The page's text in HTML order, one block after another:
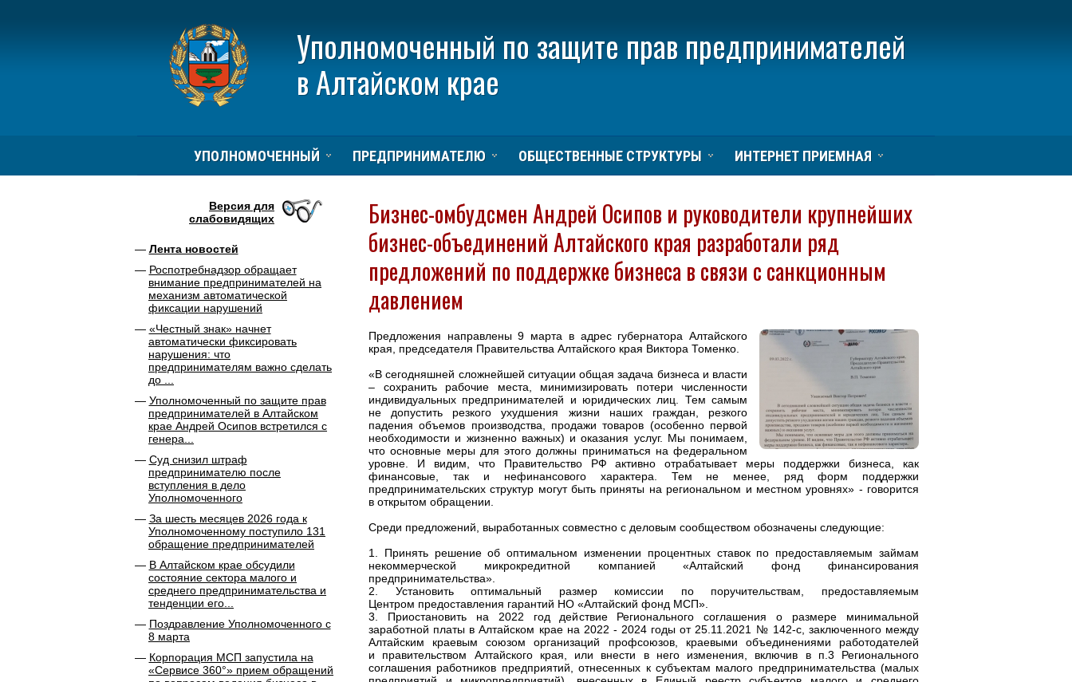
Уполномоченный по защите прав предпринимателей
в Алтайском крае
УПОЛНОМОЧЕННЫЙ ПРЕДПРИНИМАТЕЛЮ ОБЩЕСТВЕННЫЕ СТРУКТУРЫ ИНТЕРНЕТ ПРИЕМНАЯ
Версия для
слабовидящих
Лента новостей
Роспотребнадзор обращает
внимание предпринимателей на
механизм автоматической
фиксации нарушений
«Честный знак» начнет
автоматически фиксировать
нарушения: что
предпринимателям важно сделать
до ...
Уполномоченный по защите прав
предпринимателей в Алтайском
крае Андрей Осипов встретился с
генера...
Суд снизил штраф
предпринимателю после
вступления в дело
Уполномоченного
За шесть месяцев 2026 года к
Уполномоченному поступило 131
обращение предпринимателей
В Алтайском крае обсудили
состояние сектора малого и
среднего предпринимательства и
тенденции его...
Поздравление Уполномоченного с
8 марта
Корпорация МСП запустила на
«Сервисе 360°» прием обращений
Бизнес-омбудсмен Андрей Осипов и руководители крупнейших
бизнес-объединений Алтайского края разработали ряд
предложений по поддержке бизнеса в связи с санкционным
давлением
Предложения направлены 9 марта в адрес губернатора Алтайского
края, председателя Правительства Алтайского края Виктора Томенко.
«В сегодняшней сложнейшей ситуации общая задача бизнеса и власти
– сохранить рабочие места, минимизировать потери численности
индивидуальных предпринимателей и юридических лиц. Тем самым
не допустить резкого ухудшения жизни наших граждан, резкого
падения объемов производства, продажи товаров (особенно первой
необходимости и жизненно важных) и оказания услуг. Мы понимаем,
что основные меры для этого должны приниматься на федеральном
уровне. И видим, что Правительство РФ активно отрабатывает меры поддержки бизнеса, как
финансовые, так и нефинансового характера. Тем не менее, ряд форм поддержки
предпринимательских структур могут быть приняты на региональном и местном уровнях» - говорится
в открытом обращении.
Среди предложений, выработанных совместно с деловым сообществом обозначены следующие:
1. Принять решение об оптимальном изменении процентных ставок по предоставляемым займам
некоммерческой микрокредитной компанией «Алтайский фонд финансирования
предпринимательства».
2. Установить оптимальный размер комиссии по поручительствам, предоставляемым
Центром предоставления гарантий НО «Алтайский фонд МСП».
3. Приостановить на 2022 год действие Регионального соглашения о размере минимальной
заработной платы в Алтайском крае на 2022 - 2024 годы от 25.11.2021 № 142-с, заключенного между
Алтайским краевым союзом организаций профсоюзов, краевыми объединениями работодателей
и правительством Алтайского края, или внести в него изменения, включив в п.3 Регионального
соглашения работников предприятий, отнесенных к субъектам малого предпринимательства (малых